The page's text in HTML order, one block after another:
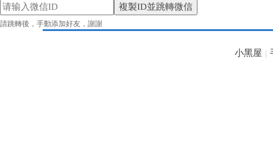
複製ID並跳轉微信
請跳轉後，手動添加好友，謝謝
小黑屋 |